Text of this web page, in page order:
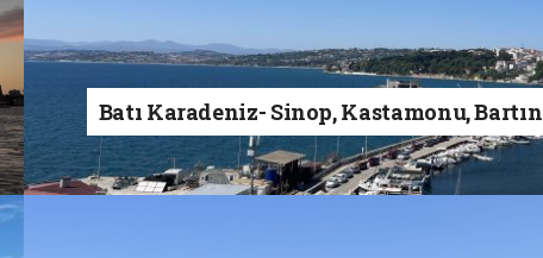
Batı Karadeniz- Sinop, Kastamonu, Bartın